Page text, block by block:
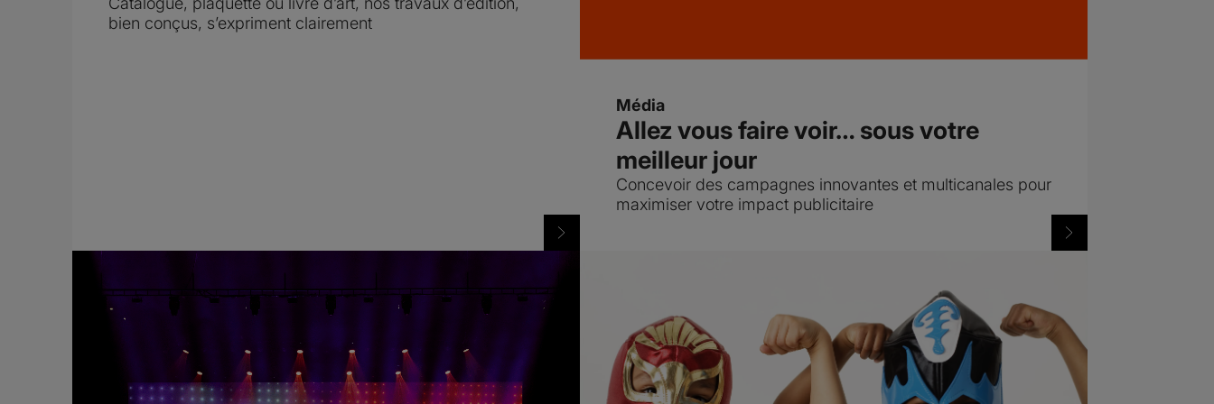
bien conçus, s’expriment clairement
Média
Allez vous faire voir… sous votre
meilleur jour
Concevoir des campagnes innovantes et multicanales pour
maximiser votre impact publicitaire